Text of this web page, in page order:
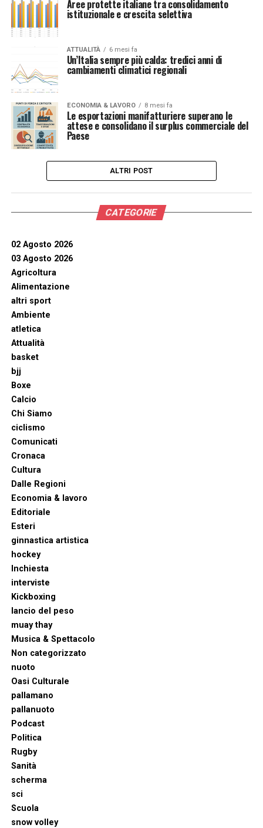
Aree protette italiane tra consolidamento
istituzionale e crescita selettiva
ATTUALITÀ 6 mesi fa
Un’Italia sempre più calda: tredici anni di
cambiamenti climatici regionali
ECONOMIA & LAVORO 8 mesi fa
Le esportazioni manifatturiere superano le
attese e consolidano il surplus commerciale del
Paese
ALTRI POST
CATEGORIE
02 Agosto 2026
03 Agosto 2026
Agricoltura
Alimentazione
altri sport
Ambiente
atletica
Attualità
basket
bjj
Boxe
Calcio
Chi Siamo
ciclismo
Comunicati
Cronaca
Cultura
Dalle Regioni
Economia & lavoro
Editoriale
Esteri
ginnastica artistica
hockey
Inchiesta
interviste
Kickboxing
lancio del peso
muay thay
Musica & Spettacolo
Non categorizzato
nuoto
Oasi Culturale
pallamano
pallanuoto
Podcast
Politica
Rugby
Sanità
scherma
sci
Scuola
snow volley